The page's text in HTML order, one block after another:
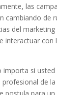
las
cambiando de
del
interactuar con
si usted
profesional de